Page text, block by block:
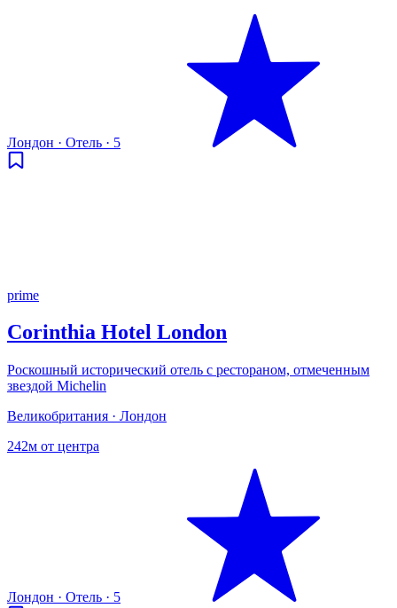
Лондон · Отель · 5
prime
Corinthia Hotel London
Роскошный исторический отель с рестораном, отмеченным
звездой Michelin
Великобритания · Лондон
242м от центра
Лондон · Отель · 5